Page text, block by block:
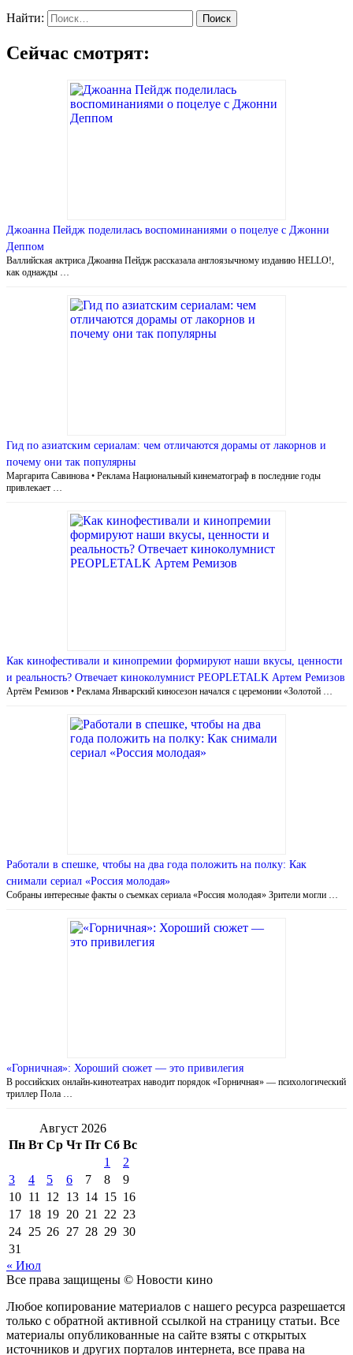
Найти:
Сейчас смотрят:
Джоанна Пейдж поделилась воспоминаниями о поцелуе с Джонни
Деппом
Валлийская актриса Джоанна Пейдж рассказала англоязычному изданию HELLO!,
как однажды …
Гид по азиатским сериалам: чем отличаются дорамы от лакорнов и
почему они так популярны
Маргарита Савинова • Реклама Национальный кинематограф в последние годы
привлекает …
Как кинофестивали и кинопремии формируют наши вкусы, ценности
и реальность? Отвечает киноколумнист PEOPLETALK Артем Ремизов
Артём Ремизов • Реклама Январский киносезон начался с церемонии «Золотой …
Работали в спешке, чтобы на два года положить на полку: Как
снимали сериал «Россия молодая»
Собраны интересные факты о съемках сериала «Россия молодая» Зрители могли …
«Горничная»: Хороший сюжет — это привилегия
В российских онлайн-кинотеатрах наводит порядок «Горничная» — психологический
триллер Пола …
Август 2026
Пн Вт Ср Чт Пт Сб Вс
1
2
3
4 5 6 7 8
9
10 11 12 13 14 15 16
17 18 19 20 21 22 23
24 25 26 27 28 29 30
31
« Июл
Все права защищены © Новости кино
Любое копирование материалов с нашего ресурса разрешается
только с обратной активной ссылкой на страницу статьи. Все
материалы опубликованные на сайте взяты с открытых
источников и других порталов интернета, все права на